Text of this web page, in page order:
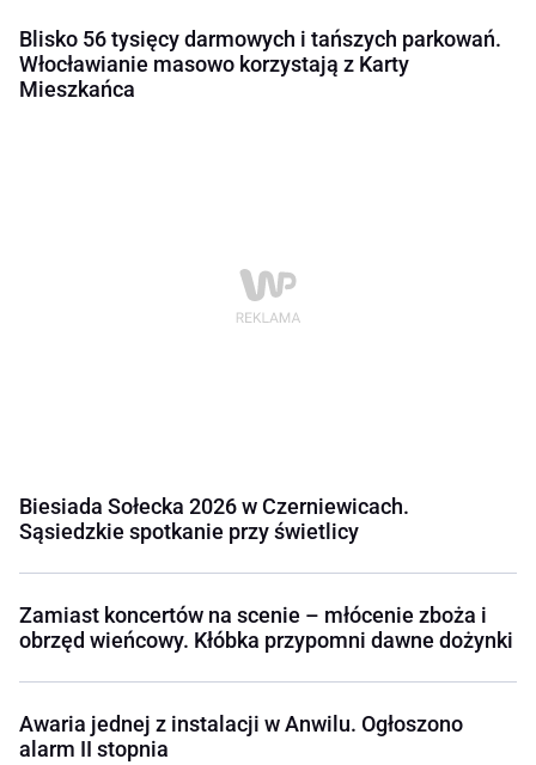
Blisko 56 tysięcy darmowych i tańszych parkowań.
Włocławianie masowo korzystają z Karty
Mieszkańca
Biesiada Sołecka 2026 w Czerniewicach.
Sąsiedzkie spotkanie przy świetlicy
Zamiast koncertów na scenie – młócenie zboża i
obrzęd wieńcowy. Kłóbka przypomni dawne dożynki
Awaria jednej z instalacji w Anwilu. Ogłoszono
alarm II stopnia